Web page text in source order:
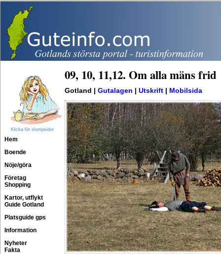
Klicka för slumpsidor
Hem
Boende
Nöje/göra
Företag
Shopping
Kartor, utflykt
Guide Gotland
Platsguide gps
Information
Nyheter
Fakta
09, 10, 11,12. Om alla mäns frid
Gotland | Gutalagen Utskrift Mobilsida